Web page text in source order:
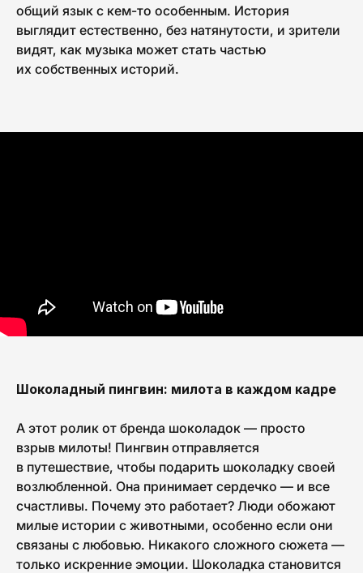
общий язык с кем-то особенным. История
выглядит естественно, без натянутости, и зрители
видят, как музыка может стать частью
их собственных историй.
Шоколадный пингвин: милота в каждом кадре
А этот ролик от бренда шоколадок — просто
взрыв милоты! Пингвин отправляется
в путешествие, чтобы подарить шоколадку своей
возлюбленной. Она принимает сердечко — и все
счастливы. Почему это работает? Люди обожают
милые истории с животными, особенно если они
связаны с любовью. Никакого сложного сюжета —
только искренние эмоции. Шоколадка становится
действительно интересно. Подпишись,
чтобы быть с нами на одной волне!